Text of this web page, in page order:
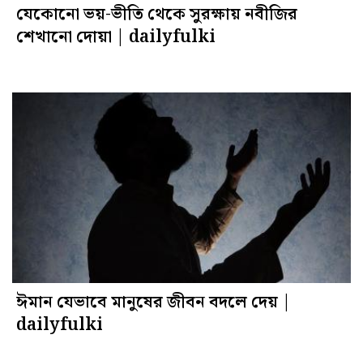
যেকোনো ভয়-ভীতি থেকে সুরক্ষায় নবীজির
শেখানো দোয়া | dailyfulki
ঈমান যেভাবে মানুষের জীবন বদলে দেয় |
dailyfulki